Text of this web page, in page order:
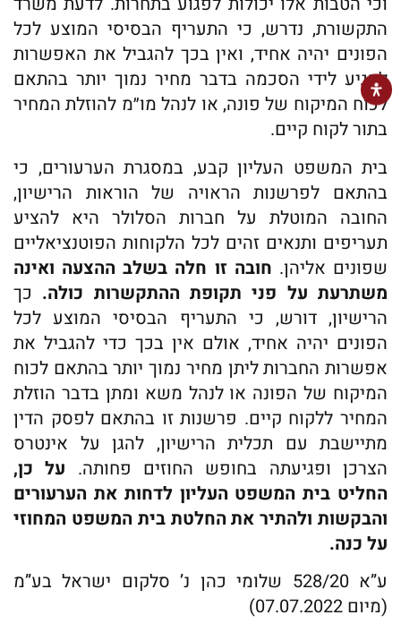
התקשורת, נדרש, כי התעריף הבסיסי המוצע לכל
הפונים יהיה אחיד, ואין בכך להגביל את האפשרות
להגיע לידי הסכמה בדבר מחיר נמוך יותר בהתאם
לכוח המיקוח של פונה, או לנהל מו״מ להוזלת המחיר
בתור לקוח קיים.
בית המשפט העליון קבע, במסגרת הערעורים, כי
בהתאם לפרשנות הראויה של הוראות הרישיון,
החובה המוטלת על חברות הסלולר היא להציע
תעריפים ותנאים זהים לכל הלקוחות הפוטנציאליים
שפונים אליהן. חובה זו חלה בשלב ההצעה ואינה
משתרעת על פני תקופת ההתקשרות כולה. כך
הרישיון, דורש, כי התעריף הבסיסי המוצע לכל
הפונים יהיה אחיד, אולם אין בכך כדי להגביל את
אפשרות החברות ליתן מחיר נמוך יותר בהתאם לכוח
המיקוח של הפונה או לנהל משא ומתן בדבר הוזלת
המחיר ללקוח קיים. פרשנות זו בהתאם לפסק הדין
מתיישבת עם תכלית הרישיון, להגן על אינטרס
הצרכן ופגיעתה בחופש החוזים פחותה. על כן,
החליט בית המשפט העליון לדחות את הערעורים
והבקשות ולהתיר את החלטת בית המשפט המחוזי
על כנה.
ע”א 528/20 שלומי כהן נ’ סלקום ישראל בע”מ
(מיום 07.07.2022)